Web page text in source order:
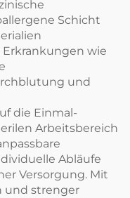
Schicht
wie
und
die Einmal-
Arbeitsbereich
Abläufe
Versorgung. Mit
und strenger